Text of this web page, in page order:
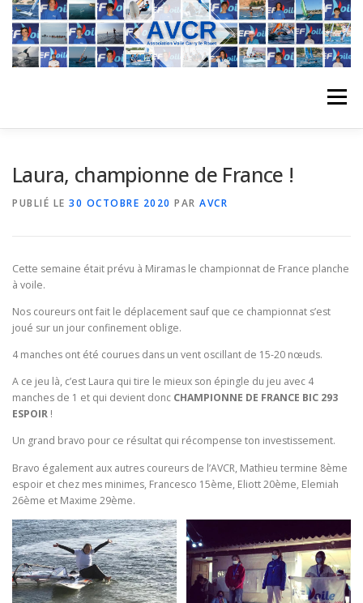
Aller
contenu
Menu
REGATES
Laura, championne de France !
PUBLIÉ LE 30 OCTOBRE 2020 PAR AVCR
Cette semaine était prévu à Miramas le championnat de France planche
à voile.
Nos coureurs ont fait le déplacement sauf que ce championnat s’est
joué sur un jour confinement oblige.
4 manches ont été courues dans un vent oscillant de 15-20 nœuds.
A ce jeu là, c’est Laura qui tire le mieux son épingle du jeu avec 4
manches de 1 et qui devient donc CHAMPIONNE DE FRANCE BIC 293
ESPOIR !
Un grand bravo pour ce résultat qui récompense ton investissement.
Bravo également aux autres coureurs de l’AVCR, Mathieu termine 8ème
espoir et chez mes minimes, Francesco 15ème, Eliott 20ème, Elemiah
26ème et Maxime 29ème.